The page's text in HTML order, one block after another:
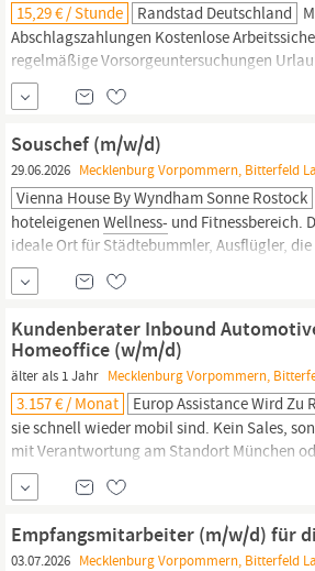
15,29 € / Stunde Randstad Deutschland
Abschlagszahlungen Kostenlose
regelmäßige Vorsorgeuntersuchungen
zu 30 Tagen im Jahr Umfangreiche
Weihnachts- und Urlaubsgeld
Wellness-Einrichtungen
Souschef (m/w/d)
29.06.2026 Mecklenburg Vorpommern, Bitterfeld
Vienna House By Wyndham Sonne Rostock
hoteleigenen Wellness- und Fitnessbereich.
ideale Ort für Städtebummler, Ausflügler, die
Warnemünde erkunden wollen sowie für
Verstärkung unseres Teams, suchen wir
Leitender Koch im a la...
Kundenberater Inbound
Homeoffice (w/m/d)
älter als 1 Jahr Mecklenburg Vorpommern,
3.157 € / Monat Europ Assistance Wird Zu
sie schnell wieder mobil sind. Kein Sales,
mit Verantwortung am Standort München
Homeoffice. Deine Aufgaben: Du nimmst
Kundenanliegen rund um Pannenhilfe,
Mietwagenorganisation sowie zur Haus- oder
Familienversicherung an Du koordinierst
Empfangsmitarbeiter (m/w/d) für
03.07.2026 Mecklenburg Vorpommern, Bitterfeld